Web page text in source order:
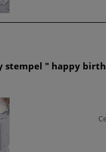
stempel " happy